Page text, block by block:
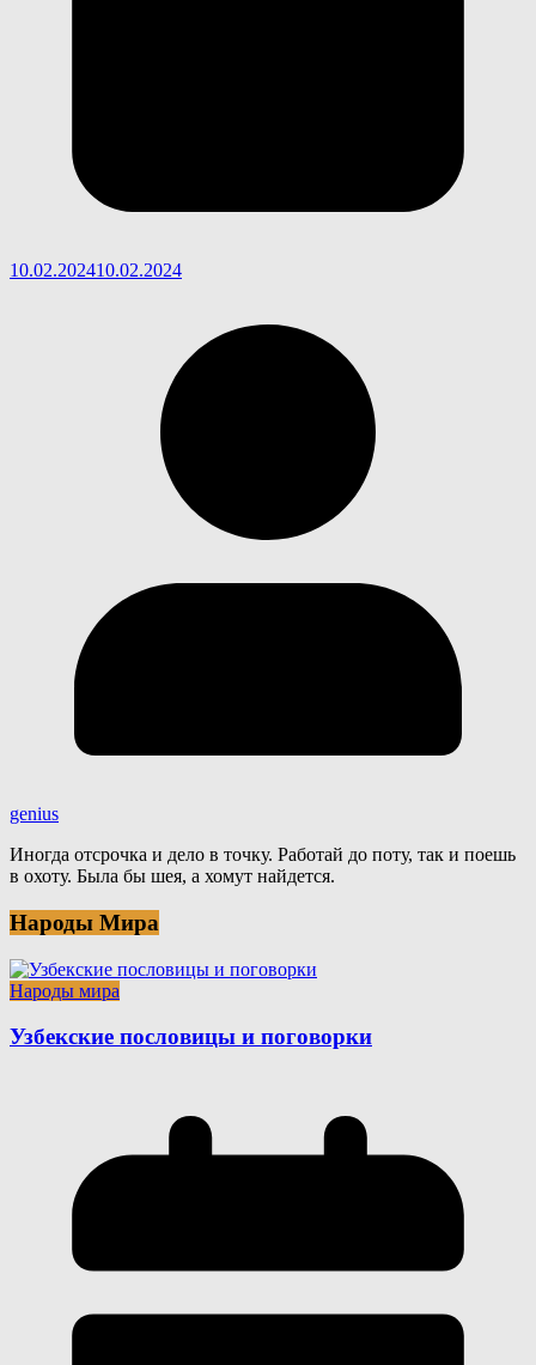
10.02.202410.02.2024
genius
Иногда отсрочка и дело в точку. Работай до поту, так и поешь
в охоту. Была бы шея, а хомут найдется.
Народы Мира
Народы мира
Узбекские пословицы и поговорки